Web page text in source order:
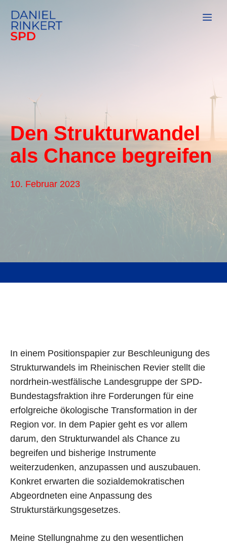
Inhalt
springen
Den Strukturwandel
als Chance begreifen
10. Februar 2023
In einem Positionspapier zur Beschleunigung des
Strukturwandels im Rheinischen Revier stellt die
nordrhein-westfälische Landesgruppe der SPD-
Bundestagsfraktion ihre Forderungen für eine
erfolgreiche ökologische Transformation in der
Region vor. In dem Papier geht es vor allem
darum, den Strukturwandel als Chance zu
begreifen und bisherige Instrumente
weiterzudenken, anzupassen und auszubauen.
Konkret erwarten die sozialdemokratischen
Abgeordneten eine Anpassung des
Strukturstärkungsgesetzes.
Meine Stellungnahme zu den wesentlichen